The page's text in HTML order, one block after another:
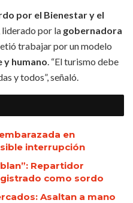
por el Bienestar y el
, liderado por la gobernadora
trabajar por un modelo
y humano . “El turismo debe
y todos”, señaló.
en
interrupción
Repartidor
como sordo
Asaltan a mano